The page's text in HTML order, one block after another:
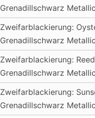
Grenadillschwarz Metallic
Zweifarblackierung:
Grenadillschwarz Metallic
Zweifarblackierung:
Grenadillschwarz Metallic
Zweifarblackierung:
Grenadillschwarz Metallic